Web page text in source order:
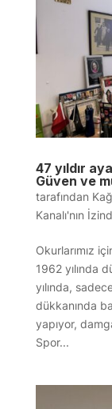
47 yıldır
Güven ve
tarafından
Kanalı'nın
Okurlarımız
1962 yılında
yılında,
dükkanında
yapıyor,
Spor...